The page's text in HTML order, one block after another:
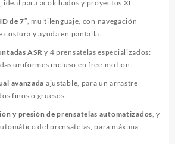
para acolchados y proyectos XL
de 7″ , multilenguaje, con navegación
costura y ayuda en pantalla.
ASR y 4 prensatelas especializados:
uniformes incluso en free-motion.
avanzada ajustable, para un arrastre
finos o gruesos
y presión de prensatelas automatizados , y
del prensatelas, para máxima